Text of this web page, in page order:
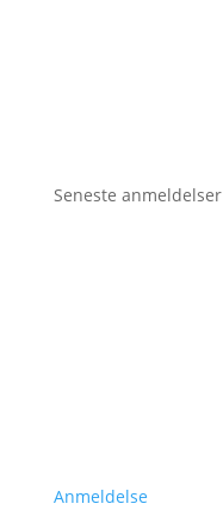
Seneste anmeldelser
Anmeldelse